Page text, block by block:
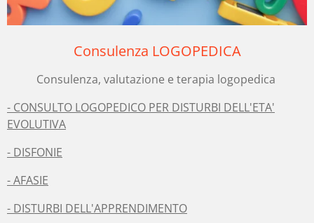
Consulenza LOGOPEDICA
Consulenza, valutazione e terapia logopedica
- CONSULTO LOGOPEDICO PER DISTURBI DELL'ETA'
EVOLUTIVA
- DISFONIE
- AFASIE
- DISTURBI DELL'APPRENDIMENTO